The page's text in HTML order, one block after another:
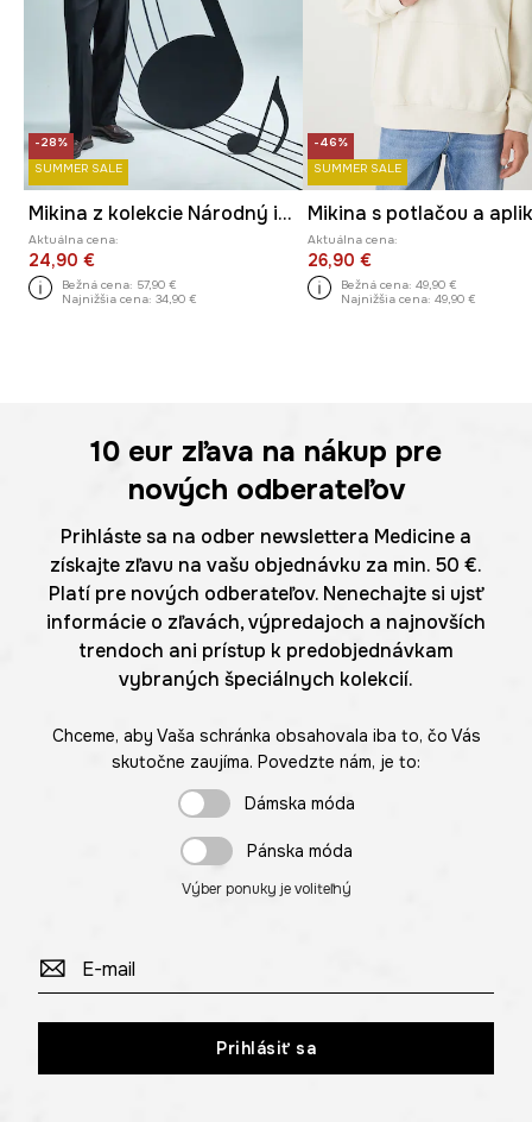
-28%
SUMMER SALE
Mikina z kolekcie Národný inštitút Fryderyka Chopina x Medicine
Aktuálna cena:
24,90 €
Bežná cena: 57,90 €
Najnižšia cena: 34,90 €
-46%
SUMMER SALE
Aktuálna cena:
26,90 €
Bežná cena: 49,90 €
Najnižšia cena: 49,90 €
10 eur zľava na nákup pre
nových odberateľov
Prihláste sa na odber newslettera Medicine a
získajte zľavu na vašu objednávku za min. 50 €.
Platí pre nových odberateľov. Nenechajte si ujsť
informácie o zľavách, výpredajoch a najnovších
trendoch ani prístup k predobjednávkam
vybraných špeciálnych kolekcií.
Chceme, aby Vaša schránka obsahovala iba to, čo Vás
skutočne zaujíma. Povedzte nám, je to:
Dámska móda
Pánska móda
Výber ponuky je voliteľný
Prihlásiť sa